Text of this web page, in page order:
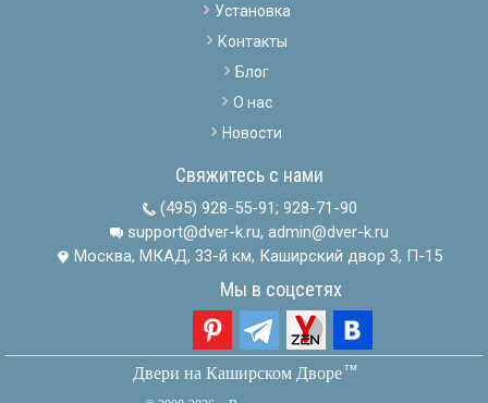
Установка
Контакты
Блог
О нас
Новости
Свяжитесь с нами
(495) 928-55-91; 928-71-90
support@dver-k.ru, admin@dver-k.ru
Москва, МКАД, 33-й км, Каширский двор 3, П-15
Мы в соцсетях
Двери на Каширском Дворетм